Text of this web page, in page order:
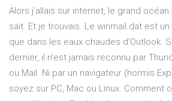
Alors j’allais sur internet, le grand
sait. Et je trouvais. Le winmail.dat est
que dans les eaux chaudes d’Outlook.
dernier, il n’est jamais reconnu par
ou Mail. Ni par un navigateur (hormis
soyez sur PC, Mac ou Linux. Comment